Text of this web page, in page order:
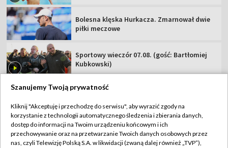
Bolesna klęska Hurkacza. Zmarnował dwie
piłki meczowe
Sportowy wieczór 07.08. (gość: Bartłomiej
Kubkowski)
TVP
Abonament TVP
Regulamin TVP
Szanujemy Twoją prywatność
Kliknij "Akceptuję i przechodzę do serwisu", aby wyrazić zgody na
korzystanie z technologii automatycznego śledzenia i zbierania danych,
dostęp do informacji na Twoim urządzeniu końcowym i ich
przechowywanie oraz na przetwarzanie Twoich danych osobowych przez
nas, czyli Telewizję Polską S.A. w likwidacji (zwaną dalej również „TVP”),